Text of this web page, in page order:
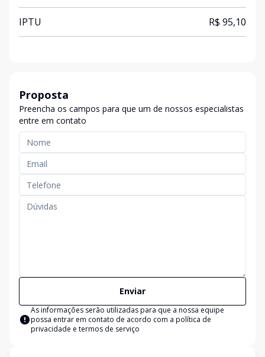
IPTU R$ 95,10
Proposta
Preencha os campos para que um de nossos especialistas
entre em contato
Enviar
As informações serão utilizadas para que a nossa equipe
possa entrar em contato de acordo com a política de
privacidade e termos de serviço